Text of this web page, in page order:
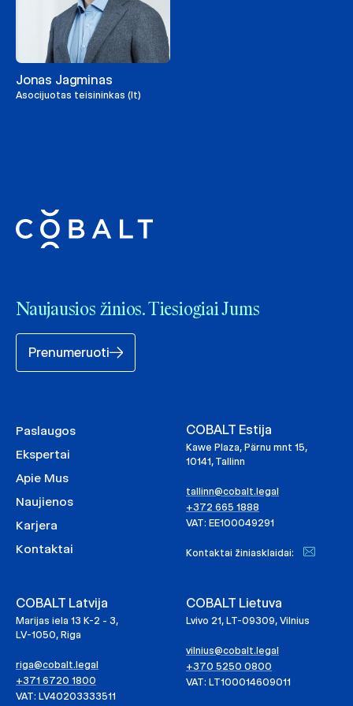
Jonas Jagminas
Asocijuotas teisininkas (lt)
Naujausios žinios. Tiesiogiai Jums
Prenumeruoti
Paslaugos
Ekspertai
Apie Mus
Naujienos
Karjera
Kontaktai
COBALT Estija
Kawe Plaza, Pärnu mnt 15,
10141, Tallinn
tallinn@cobalt.legal
+372 665 1888
VAT: EE100049291
Kontaktai žiniasklaidai:
COBALT Latvija
Marijas iela 13 K-2 - 3,
LV-1050, Riga
riga@cobalt.legal
+371 6720 1800
VAT: LV40203333511
COBALT Lietuva
Lvivo 21, LT-09309, Vilnius
vilnius@cobalt.legal
+370 5250 0800
VAT: LT100014609011